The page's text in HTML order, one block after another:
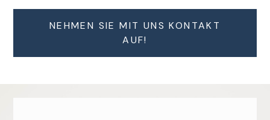
NEHMEN SIE MIT UNS KONTAKT
AUF!